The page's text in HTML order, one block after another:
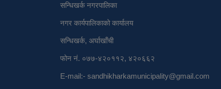
सन्धिखर्क नगरपालिका
नगर कार्यपालिकाको कार्यालय
सन्धिखर्क, अर्घाखाँची
फोन नं. ०७७-४२०११२, ४२०६६२
E-mail:- sandhikharkamunicipality@gmail.com